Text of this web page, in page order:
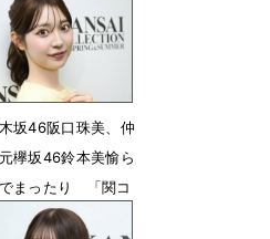
坂46阪口珠美、仲
欅坂46鈴本美愉ら
まったり 「関コ
でランウェイ